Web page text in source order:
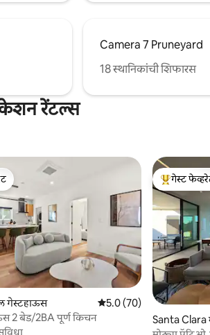
Camera 7 Pruneyard
18 स्थानिकांची शिफारस
रेंटल्स
गेस्टहाऊस 5 पैकी 5.0 सरासरी रेटिंग, 70
5.0 (70)
2 बेड/2BA पूर्ण किचन
टॉप गेस्ट
गेस्ट
Santa Clara